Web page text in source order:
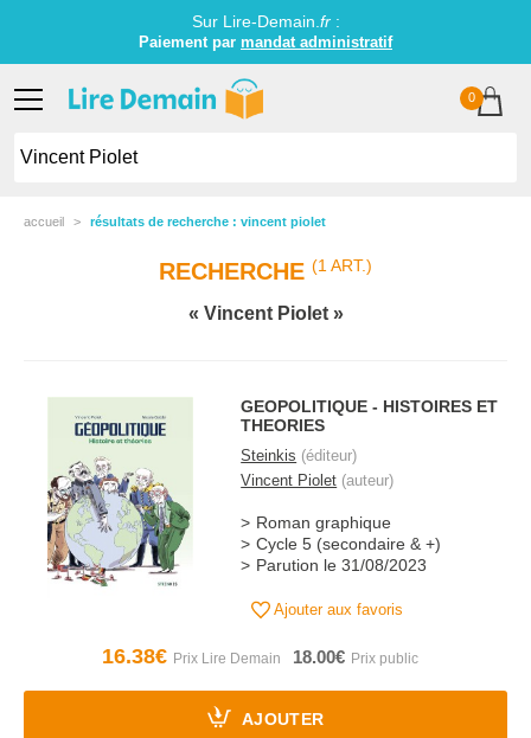
Sur Lire-Demain. fr:
Paiement par mandat administratif
0
accueil résultats de recherche : vincent piolet
RECHERCHE (1 ART.)
Vincent Piolet
GEOPOLITIQUE - HISTOIRES ET
THEORIES
Steinkis (éditeur)
Vincent Piolet (auteur)
Roman graphique
Cycle 5 (secondaire & +)
Parution le 31/08/2023
Ajouter aux favoris
16.38€ 18.00€
AJOUTER